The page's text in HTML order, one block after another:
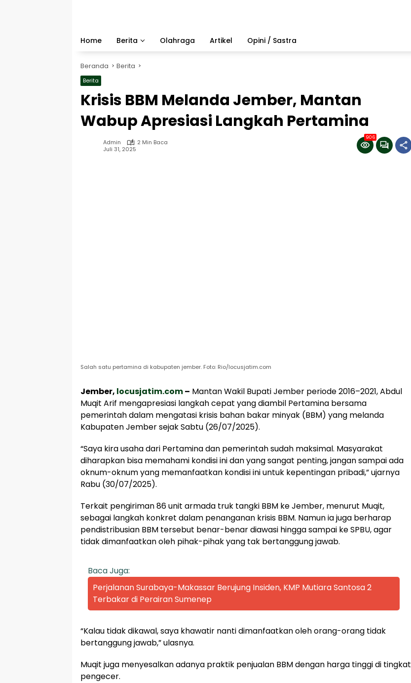
Home
Berita Olahraga Artikel Opini / Sastra
Beranda Berita
Berita
Krisis BBM Melanda Jember, Mantan
Wabup Apresiasi Langkah Pertamina
Admin
2 Min Baca
Juli 31, 2025
906
Salah satu pertamina di kabupaten jember. Foto: Rio/locusjatim.com
Jember, locusjatim.com– Mantan Wakil Bupati Jember periode 2016–2021, Abdul
Muqit Arif mengapresiasi langkah cepat yang diambil Pertamina bersama
pemerintah dalam mengatasi krisis bahan bakar minyak (BBM) yang melanda
Kabupaten Jember sejak Sabtu (26/07/2025).
“Saya kira usaha dari Pertamina dan pemerintah sudah maksimal. Masyarakat
diharapkan bisa memahami kondisi ini dan yang sangat penting, jangan sampai ada
oknum-oknum yang memanfaatkan kondisi ini untuk kepentingan pribadi,” ujarnya
Rabu (30/07/2025).
Terkait pengiriman 86 unit armada truk tangki BBM ke Jember, menurut Muqit,
sebagai langkah konkret dalam penanganan krisis BBM. Namun ia juga berharap
pendistribusian BBM tersebut benar-benar diawasi hingga sampai ke SPBU, agar
tidak dimanfaatkan oleh pihak-pihak yang tak bertanggung jawab.
Baca Juga:
Perjalanan Surabaya-Makassar Berujung Insiden, KMP Mutiara Santosa 2
Terbakar di Perairan Sumenep
“Kalau tidak dikawal, saya khawatir nanti dimanfaatkan oleh orang-orang tidak
bertanggung jawab,” ulasnya.
Muqit juga menyesalkan adanya praktik penjualan BBM dengan harga tinggi di tingkat
pengecer.